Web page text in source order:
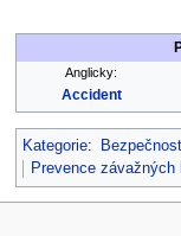
Anglicky:
Accident
Kategorie:
Prevence závažných